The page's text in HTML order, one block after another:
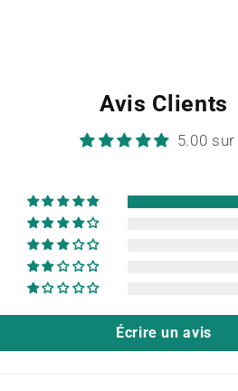
Avis Clients
5.00 sur
Écrire un avis